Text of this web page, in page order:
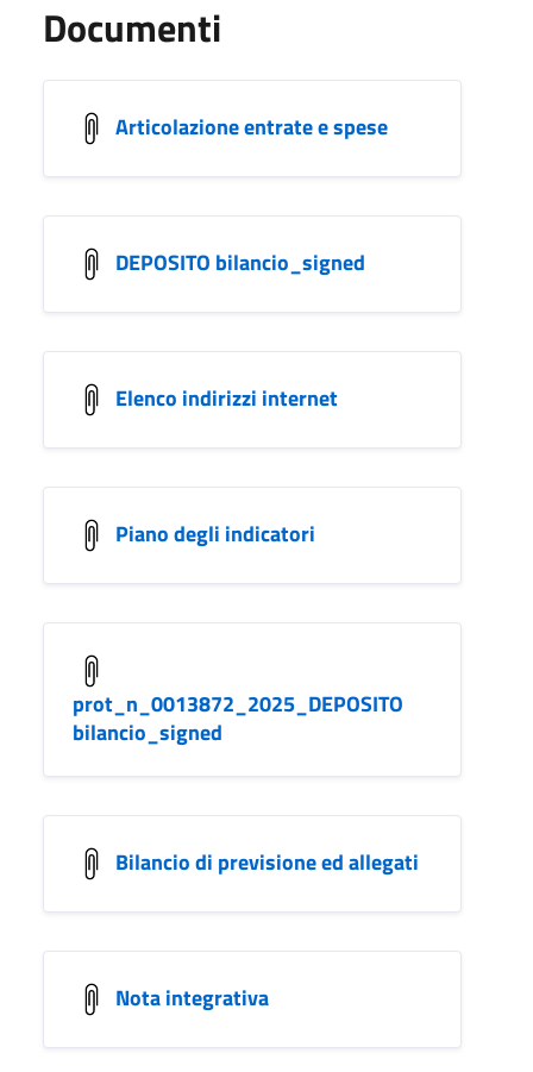
Documenti
Articolazione entrate e spese
DEPOSITO bilancio_signed
Elenco indirizzi internet
Piano degli indicatori
prot_n_0013872_2025_DEPOSITO
bilancio_signed
Bilancio di previsione ed allegati
Nota integrativa